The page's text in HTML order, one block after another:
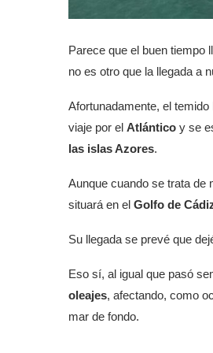
Parece que el buen tiempo
no es otro que la llegada a
Afortunadamente, el temido
viaje por el Atlántico y se
las islas Azores.
Aunque cuando se trata de
situará en el Golfo de
Su llegada se prevé que
Eso sí, al igual que pasó
oleajes, afectando, como
mar de fondo.